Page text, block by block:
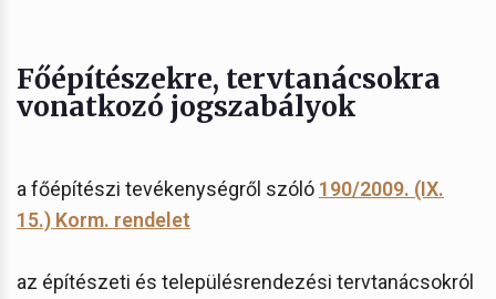
Főépítészekre, tervtanácsokra
vonatkozó jogszabályok
a főépítészi tevékenységről szóló 190/2009. (IX.
15.) Korm. rendelet
az építészeti és településrendezési tervtanácsokról